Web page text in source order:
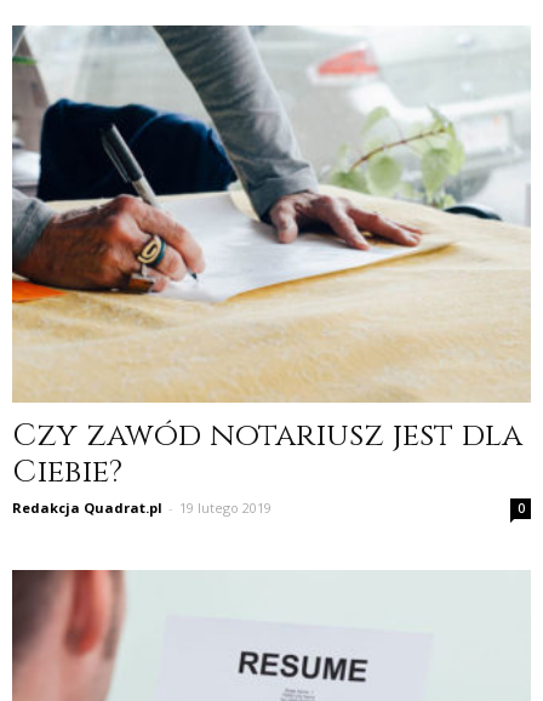
Czy zawód notariusz jest dla
Ciebie?
Redakcja Quadrat.pl - 19 lutego 2019 0